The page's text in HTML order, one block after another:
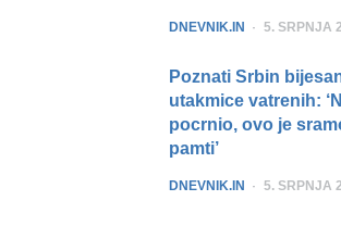
POSTED
DNEVNIK.IN 5. SRPNJA
Poznati Srbin
utakmice vatrenih:
pocrnio, ovo je
pamti’
POSTED
DNEVNIK.IN 5. SRPNJA